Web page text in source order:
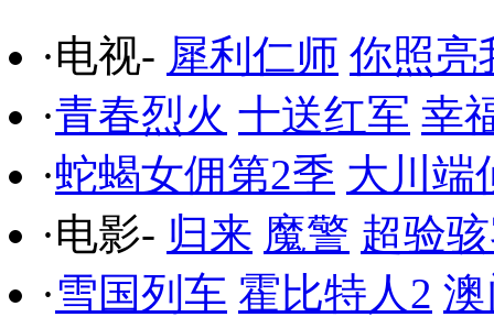
·电视- 犀利仁师 你照亮
·青春烈火 十送红军 幸
·蛇蝎女佣第2季 大川端
·电影- 归来 魔警 超验
·雪国列车 霍比特人2